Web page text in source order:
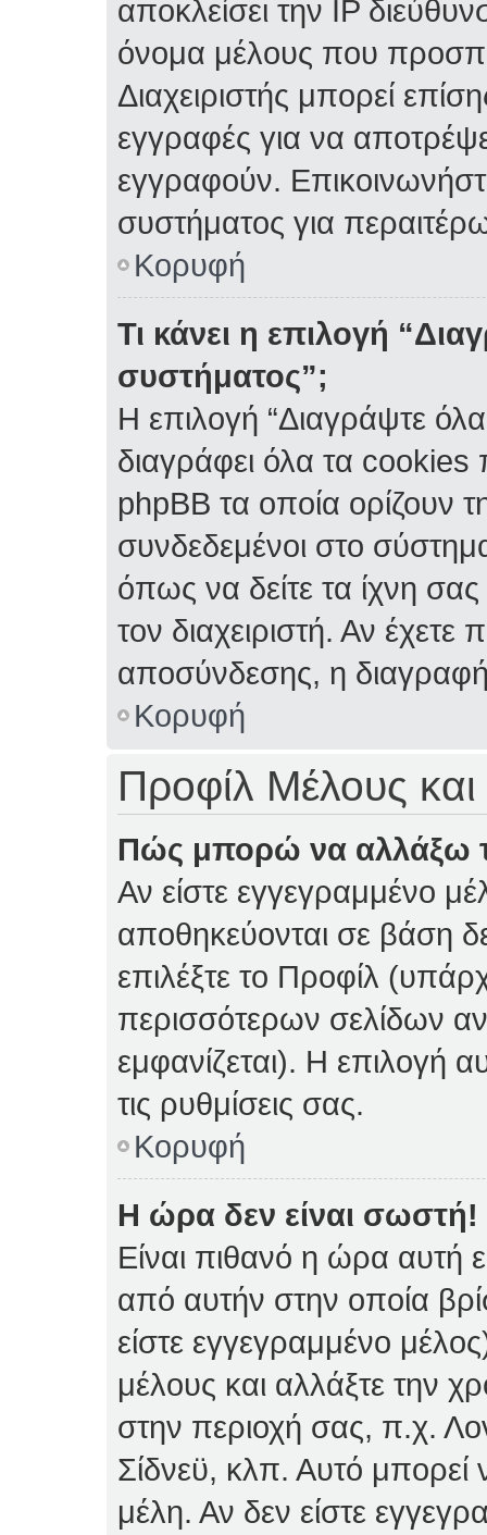
αποκλείσει την IP
όνομα μέλους που
Διαχειριστής μπορεί
εγγραφές για να
εγγραφούν.
συστήματος για
Κορυφή
Τι κάνει η επιλογή
συστήματος”;
Η επιλογή “Διαγράψτε
διαγράφει όλα τα cookies
phpBB τα οποία ορίζουν
συνδεδεμένοι στο
όπως να δείτε τα ίχνη
τον διαχειριστή. Αν
αποσύνδεσης, η
Κορυφή
Προφίλ Μέλους και
Πώς μπορώ να αλλάξω
Αν είστε εγγεγραμμένο
αποθηκεύονται σε βάση
επιλέξτε το Προφίλ
περισσότερων σελίδων
εμφανίζεται). Η επιλογή
τις ρυθμίσεις σας.
Κορυφή
Η ώρα δεν είναι σωστή!
Είναι πιθανό η ώρα αυτή
από αυτήν στην οποία
είστε εγγεγραμμένο
μέλους και αλλάξτε την
στην περιοχή σας, π.χ.
Σίδνεϋ, κλπ. Αυτό μπορεί
μέλη. Αν δεν είστε